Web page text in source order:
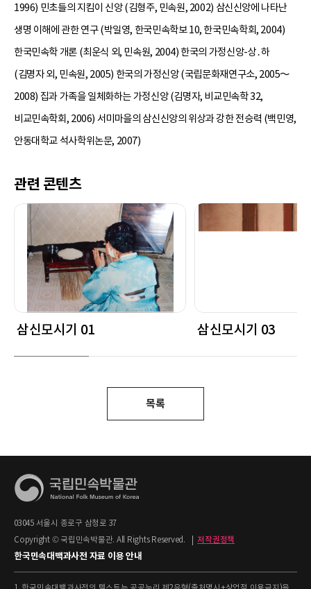
1996) 민초들의 지킴이 신앙 (김형주, 민속원, 2002) 삼신신앙에 나타난
생명 이해에 관한 연구 (박일영, 한국민속학보 10, 한국민속학회, 2004)
한국민속학 개론 (최운식 외, 민속원, 2004) 한국의 가정신앙-상․하
(김명자 외, 민속원, 2005) 한국의 가정신앙 (국립문화재연구소, 2005～
2008) 집과 가족을 일체화하는 가정신앙 (김명자, 비교민속학 32,
비교민속학회, 2006) 서미마을의 삼신신앙의 위상과 강한 전승력 (백민영,
안동대학교 석사학위논문, 2007)
관련 콘텐츠
삼신모시기 01 삼신모시기 03
목록
03045 서울시 종로구 삼청로 37
Copyright © 국립민속박물관. All Rights Reserved.
저작권정책
한국민속대백과사전 자료 이용 안내